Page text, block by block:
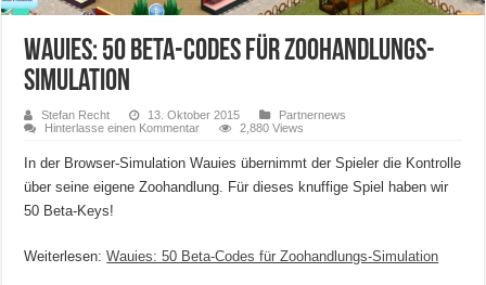
Wauies: 50 Beta-Codes für Zoohandlungs-
Simulation
Stefan Recht 13. Oktober 2015
Partnernews
Hinterlasse einen Kommentar
2,880 Views
In der Browser-Simulation Wauies übernimmt der Spieler die Kontrolle
über seine eigene Zoohandlung. Für dieses knuffige Spiel haben wir
50 Beta-Keys!
Weiterlesen:Wauies: 50 Beta-Codes für Zoohandlungs-Simulation